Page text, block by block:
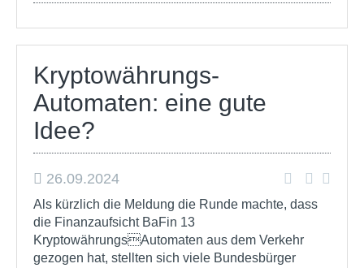
Kryptowährungs-
Automaten: eine gute
Idee?
26.09.2024
Als kürzlich die Meldung die Runde machte, dass
die Finanzaufsicht BaFin 13
KryptowährungsAutomaten aus dem Verkehr
gezogen hat, stellten sich viele Bundesbürger